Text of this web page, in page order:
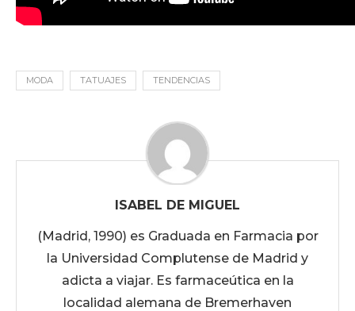
MODA TATUAJES TENDENCIAS
ISABEL DE MIGUEL
(Madrid, 1990) es Graduada en Farmacia por
la Universidad Complutense de Madrid y
adicta a viajar. Es farmaceútica en la
localidad alemana de Bremerhaven